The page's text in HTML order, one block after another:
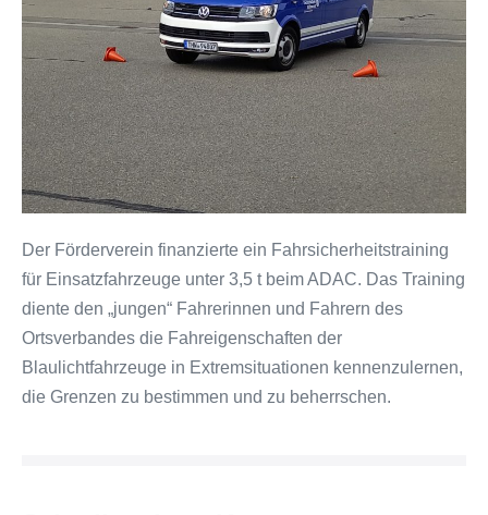
Der Förderverein finanzierte ein Fahrsicherheitstraining
für Einsatzfahrzeuge unter 3,5 t beim ADAC. Das Training
diente den „jungen“ Fahrerinnen und Fahrern des
Ortsverbandes die Fahreigenschaften der
Blaulichtfahrzeuge in Extremsituationen kennenzulernen,
die Grenzen zu bestimmen und zu beherrschen.